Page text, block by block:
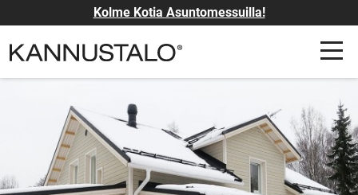
Kolme Kotia Asuntomessuilla!